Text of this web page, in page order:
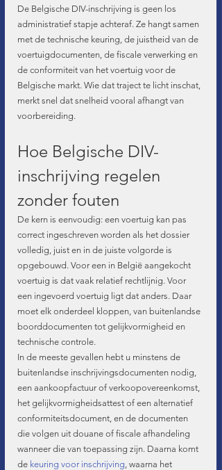
De Belgische DIV-inschrijving is geen los
administratief stapje achteraf. Ze hangt samen
met de technische keuring, de juistheid van de
voertuigdocumenten, de fiscale verwerking en
de conformiteit van het voertuig voor de
Belgische markt. Wie dat traject te licht inschat,
merkt snel dat snelheid vooral afhangt van
voorbereiding.
Hoe Belgische DIV-
inschrijving regelen
zonder fouten
De kern is eenvoudig: een voertuig kan pas
correct ingeschreven worden als het dossier
volledig, juist en in de juiste volgorde is
opgebouwd. Voor een in België aangekocht
voertuig is dat vaak relatief rechtlijnig. Voor
een ingevoerd voertuig ligt dat anders. Daar
moet elk onderdeel kloppen, van buitenlandse
boorddocumenten tot gelijkvormigheid en
technische controle.
In de meeste gevallen hebt u minstens de
buitenlandse inschrijvingsdocumenten nodig,
een aankoopfactuur of verkoopovereenkomst,
het gelijkvormigheidsattest of een alternatief
conformiteitsdocument, en de documenten
die volgen uit douane of fiscale afhandeling
wanneer die van toepassing zijn. Daarna komt
de keuring voor inschrijving, waarna het